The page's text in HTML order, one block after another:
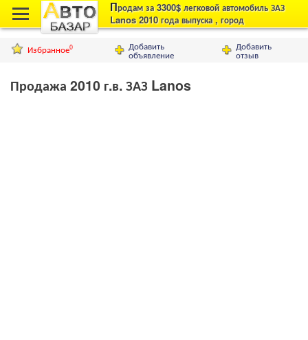
Продам за 3300$ легковой автомобиль ЗАЗ
Lanos 2010 года выпуска , город
Днепродзержинск
Добавить
отзыв
Добавить
объявление
Избранное0
Продажа 2010 г.в. ЗАЗ Lanos